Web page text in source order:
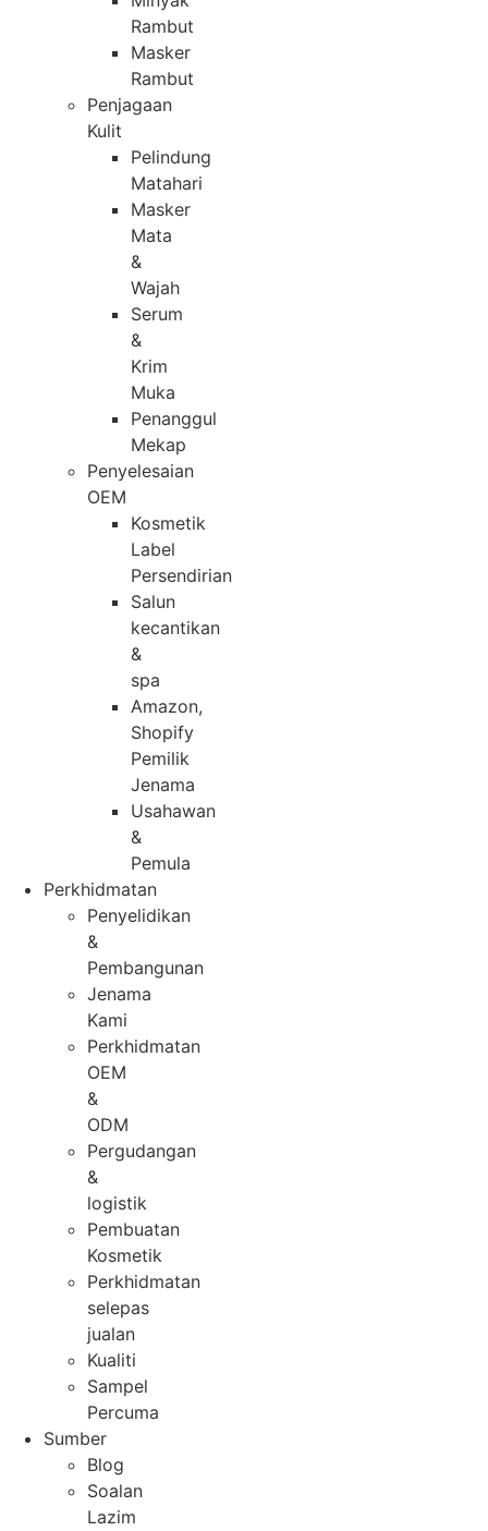
Rambut
Masker
Rambut
Penjagaan
Kulit
Pelindung
Matahari
Masker
Mata
&
Wajah
Serum
&
Krim
Muka
Penanggul
Mekap
Penyelesaian
OEM
Kosmetik
Label
Persendirian
Salun
kecantikan
&
spa
Amazon,
Shopify
Pemilik
Jenama
Usahawan
&
Pemula
Perkhidmatan
Penyelidikan
&
Pembangunan
Jenama
Kami
Perkhidmatan
OEM
&
ODM
Pergudangan
&
logistik
Pembuatan
Kosmetik
Perkhidmatan
selepas
jualan
Kualiti
Sampel
Percuma
Sumber
Blog
Soalan
Lazim